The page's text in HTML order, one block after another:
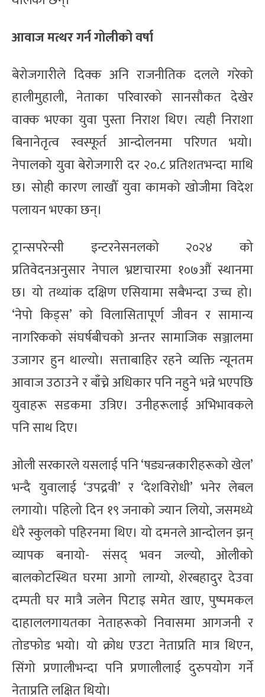
आवाज मत्थर गर्न गोलीको वर्षा
बेरोजगारीले दिक्क अनि राजनीतिक दलले गरेको
हालीमुहाली, नेताका परिवारको सानसौकत देखेर
वाक्क भएका युवा पुस्ता निराश थिए। त्यही निराशा
बिनानेतृत्व स्वस्फूर्त आन्दोलनमा परिणत भयो।
नेपालको युवा बेरोजगारी दर २०.८ प्रतिशतभन्दा माथि
छ। सोही कारण लाखौँ युवा कामको खोजीमा विदेश
पलायन भएका छन्।
ट्रान्सपरेन्सी इन्टरनेसनलको २०२४ को
प्रतिवेदनअनुसार नेपाल भ्रष्टाचारमा १०७औं स्थानमा
छ। यो तथ्यांक दक्षिण एसियामा सबैभन्दा उच्च हो।
‘नेपो किड्स’ को विलासितापूर्ण जीवन र सामान्य
नागरिकको संघर्षबीचको अन्तर सामाजिक सञ्जालमा
उजागर हुन थाल्यो। सत्ताबाहिर रहने व्यक्ति न्यूनतम
आवाज उठाउने र बाँच्ने अधिकार पनि नहुने भन्ने भएपछि
युवाहरू सडकमा उत्रिए। उनीहरूलाई अभिभावकले
पनि साथ दिए।
ओली सरकारले यसलाई पनि ‘षड्यन्त्रकारीहरूको खेल’
भन्दै युवालाई ‘उपद्रवी’ र ‘देशविरोधी’ भनेर लेबल
लगायो। पहिलो दिन १९ जनाको ज्यान लियो, जसमध्ये
धेरै स्कुलको पहिरनमा थिए। यो दमनले आन्दोलन झन्
व्यापक बनायो- संसद् भवन जल्यो, ओलीको
बालकोटस्थित घरमा आगो लाग्यो, शेरबहादुर देउवा
दम्पती घर मात्रै जलेन पिटाइ समेत खाए, पुष्पमकल
दाहाललगायतका नेताहरूको निवासमा आगजनी र
तोडफोड भयो। यो क्रोध एउटा नेताप्रति मात्र थिएन,
सिंगो प्रणालीभन्दा पनि प्रणालीलाई दुरुपयोग गर्ने
नेताप्रति लक्षित थियो।